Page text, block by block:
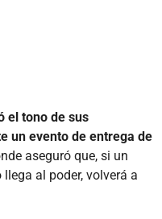
el tono de sus
un evento de entrega de
aseguró que, si un
al poder, volverá a